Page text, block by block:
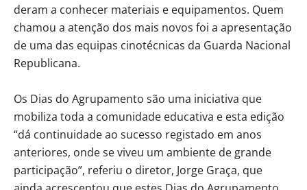
deram a conhecer materiais e equipamentos. Quem
chamou a atenção dos mais novos foi a apresentação
de uma das equipas cinotécnicas da Guarda Nacional
Republicana.
Os Dias do Agrupamento são uma iniciativa que
mobiliza toda a comunidade educativa e esta edição
“dá continuidade ao sucesso registado em anos
anteriores, onde se viveu um ambiente de grande
participação”, referiu o diretor, Jorge Graça, que